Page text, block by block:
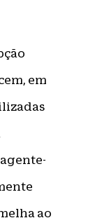
em
ao